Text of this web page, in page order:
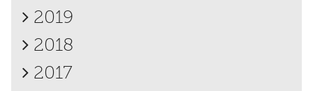
2019
2018
2017